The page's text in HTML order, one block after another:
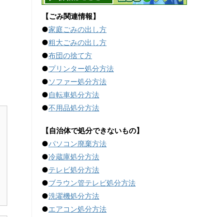
【ごみ関連情報】
●家庭ごみの出し方
●粗大ごみの出し方
●布団の捨て方
●プリンター処分方法
●ソファー処分方法
●自転車処分方法
●不用品処分方法
【自治体で処分できないもの】
●パソコン廃棄方法
●冷蔵庫処分方法
●テレビ処分方法
●ブラウン管テレビ処分方法
●洗濯機処分方法
●エアコン処分方法